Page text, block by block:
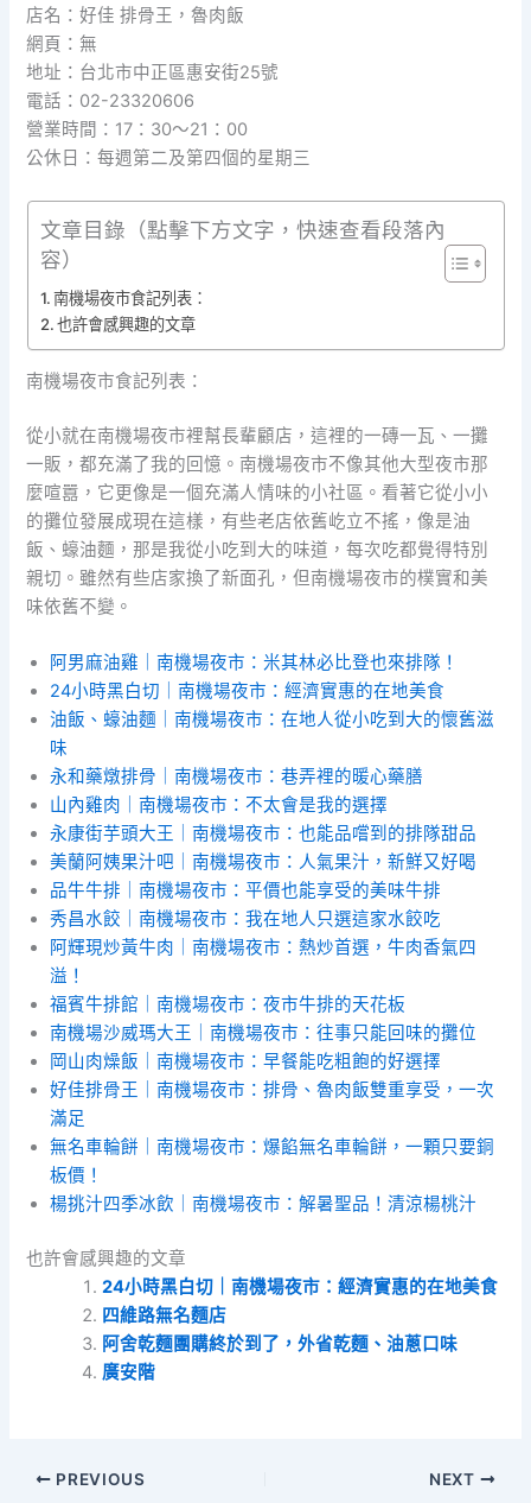
店名：好佳 排骨王，魯肉飯
網頁：無
地址：台北市中正區惠安街25號
電話：02-23320606
營業時間：17：30～21：00
公休日：每週第二及第四個的星期三
文章目錄（點擊下方文字，快速查看段落內
容）
南機場夜市食記列表：
也許會感興趣的文章
南機場夜市食記列表：
從小就在南機場夜市裡幫長輩顧店，這裡的一磚一瓦、一攤
一販，都充滿了我的回憶。南機場夜市不像其他大型夜市那
麼喧囂，它更像是一個充滿人情味的小社區。看著它從小小
的攤位發展成現在這樣，有些老店依舊屹立不搖，像是油
飯、蠔油麵，那是我從小吃到大的味道，每次吃都覺得特別
親切。雖然有些店家換了新面孔，但南機場夜市的樸實和美
味依舊不變。
阿男麻油雞｜南機場夜市：米其林必比登也來排隊！
24小時黑白切｜南機場夜市：經濟實惠的在地美食
油飯、蠔油麵｜南機場夜市：在地人從小吃到大的懷舊滋
味
永和藥燉排骨｜南機場夜市：巷弄裡的暖心藥膳
山內雞肉｜南機場夜市：不太會是我的選擇
永康街芋頭大王｜南機場夜市：也能品嚐到的排隊甜品
美蘭阿姨果汁吧｜南機場夜市：人氣果汁，新鮮又好喝
品牛牛排｜南機場夜市：平價也能享受的美味牛排
秀昌水餃｜南機場夜市：我在地人只選這家水餃吃
阿輝現炒黃牛肉｜南機場夜市：熱炒首選，牛肉香氣四
溢！
福賓牛排館｜南機場夜市：夜市牛排的天花板
南機場沙威瑪大王｜南機場夜市：往事只能回味的攤位
岡山肉燥飯｜南機場夜市：早餐能吃粗飽的好選擇
好佳排骨王｜南機場夜市：排骨、魯肉飯雙重享受，一次
滿足
無名車輪餅｜南機場夜市：爆餡無名車輪餅，一顆只要銅
板價！
楊挑汁四季冰飲｜南機場夜市：解暑聖品！清涼楊桃汁
也許會感興趣的文章
24小時黑白切｜南機場夜市：經濟實惠的在地美食
四維路無名麵店
阿舍乾麵團購終於到了，外省乾麵、油蔥口味
廣安階
PREVIOUS NEXT